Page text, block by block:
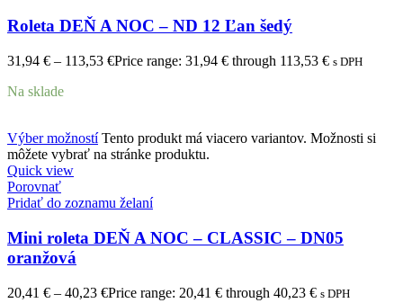
Roleta DEŇ A NOC – ND 12 Ľan šedý
31,94 € – 113,53 €Price range: 31,94 € through 113,53 € s DPH
Na sklade
Výber možností Tento produkt má viacero variantov. Možnosti si
môžete vybrať na stránke produktu.
Quick view
Porovnať
Pridať do zoznamu želaní
Mini roleta DEŇ A NOC – CLASSIC – DN05
oranžová
20,41 € – 40,23 €Price range: 20,41 € through 40,23 € s DPH